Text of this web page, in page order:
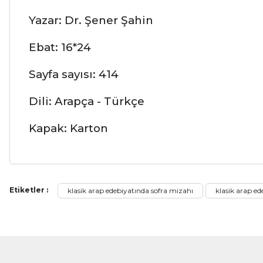
Yazar: Dr. Şener Şahin
Ebat: 16*24
Sayfa sayısı: 414
Dili: Arapça - Türkçe
Kapak: Karton
Bu ürünün fiyat bilgisi, resim, ürün açıklamalarında ve diğer
Görüş ve önerileriniz için teşekkür ederiz.
Etiketler : klasik arap edebiyatında sofra mizahı klasik arap